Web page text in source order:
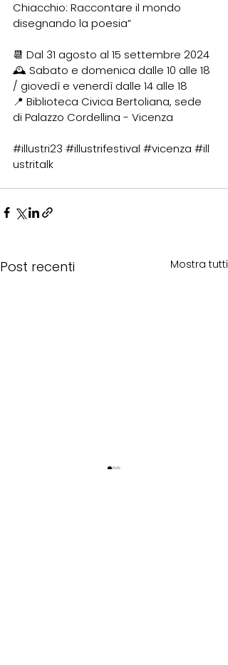
Chiacchio: Raccontare il mondo
disegnando la poesia”
📆 Dal 31 agosto al 15 settembre 2024
🕰️ Sabato e domenica dalle 10 alle 18
/ giovedì e venerdì dalle 14 alle 18
📍 Biblioteca Civica Bertoliana, sede
di Palazzo Cordellina - Vicenza
#illustri23 #illustrifestival #vicenza #ill
ustritalk
Post recenti Mostra tutti